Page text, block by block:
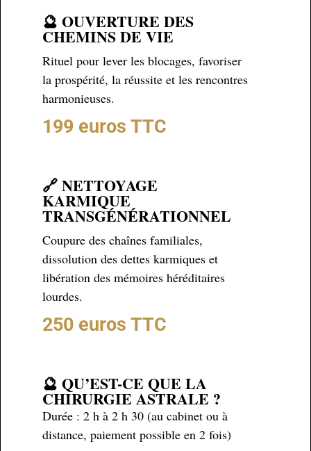
🔮 OUVERTURE DES
CHEMINS DE VIE
Rituel pour lever les blocages, favoriser
la prospérité, la réussite et les rencontres
harmonieuses.
199 euros TTC
🔗 NETTOYAGE
KARMIQUE
TRANSGÉNÉRATIONNEL
Coupure des chaînes familiales,
dissolution des dettes karmiques et
libération des mémoires héréditaires
lourdes.
250 euros TTC
🔮 QU’EST-CE QUE LA
CHIRURGIE ASTRALE ?
Durée : 2 h à 2 h 30 (au cabinet ou à
distance, paiement possible en 2 fois)